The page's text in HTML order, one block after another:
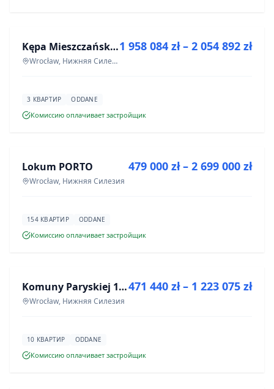
ИНВЕСТИЦИЯ Kępa Mieszczańska - lokale użytkowe
Wrocław, Нижняя Силезия
1 958 084 zł – 2 054 892 zł
3 КВАРТИР ODDANE
Комиссию оплачивает застройщик
ИНВЕСТИЦИЯ
Lokum PORTO
Wrocław, Нижняя Силезия
479 000 zł – 2 699 000 zł
154 КВАРТИР ODDANE
Комиссию оплачивает застройщик
ИНВЕСТИЦИЯ Komuny Paryskiej 19a
Wrocław, Нижняя Силезия
471 440 zł – 1 223 075 zł
10 КВАРТИР ODDANE
Комиссию оплачивает застройщик